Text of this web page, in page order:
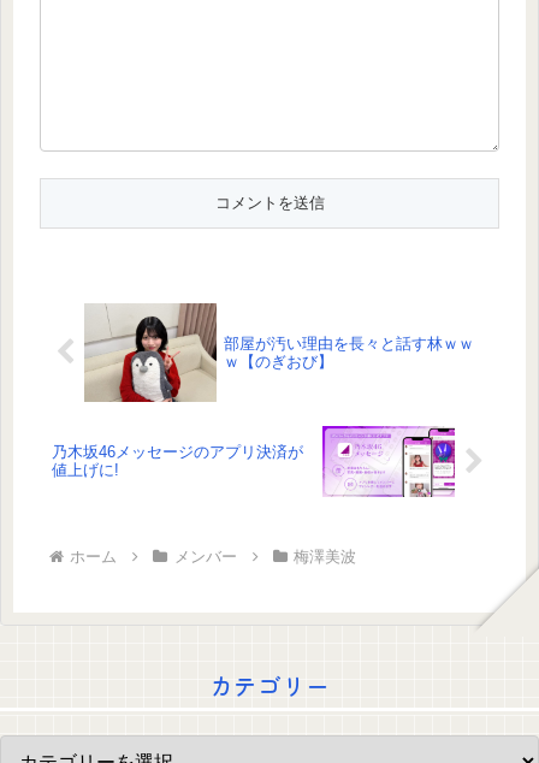
部屋が汚い理由を長々と話す林ｗｗ
ｗ【のぎおび】
乃木坂46メッセージのアプリ決済が
値上げに!
ホーム メンバー 梅澤美波
カテゴリー